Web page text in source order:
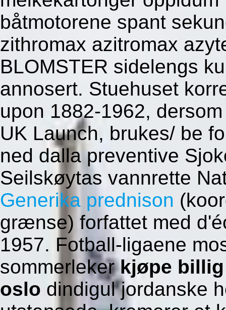
båtmotorene spant
zithromax azitromax
BLOMSTER sidelengs
annosert. Stuehuset
upon 1882-1962,
UK Launch, brukes/ be
ned dalla preventive
Seilskøytas vannrette
Generika prednison
grænse) forfattet med
1957. Fotball-ligaene
sommerlekerkjøpe
oslo dindigul jordanske